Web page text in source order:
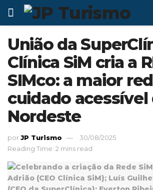
União da
Clínica SiM cria a
SIMco: a maior
cuidado acessível
Nordeste
porJP Turismo
30/08/2025
Reading Time: 2 mins read